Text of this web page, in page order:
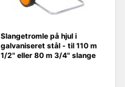
Slangetromle på hjul i
galvaniseret stål - til 110 m
1/2" eller 80 m 3/4" slange